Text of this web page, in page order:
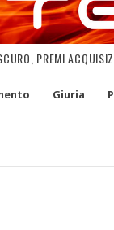
PREMI
Giuria